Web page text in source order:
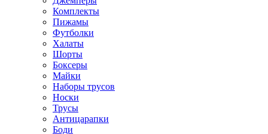
Комплекты
Пижамы
Футболки
Халаты
Шорты
Боксеры
Майки
Наборы трусов
Носки
Трусы
Антицарапки
Боди